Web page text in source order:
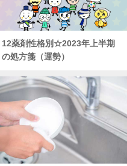
12薬剤性格別☆2023年上半期
の処方箋（運勢）